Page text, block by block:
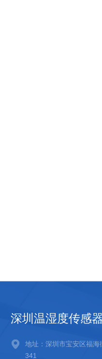
深圳温湿度传感
地址：深圳市宝安区福
341